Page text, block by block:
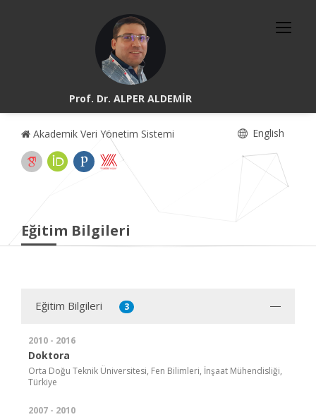
Prof. Dr. ALPER ALDEMİR
Akademik Veri Yönetim Sistemi English
Eğitim Bilgileri
Eğitim Bilgileri 3
2010 - 2016
Doktora
Orta Doğu Teknik Üniversitesi, Fen Bilimleri, İnşaat Mühendisliği,
Türkiye
2007 - 2010